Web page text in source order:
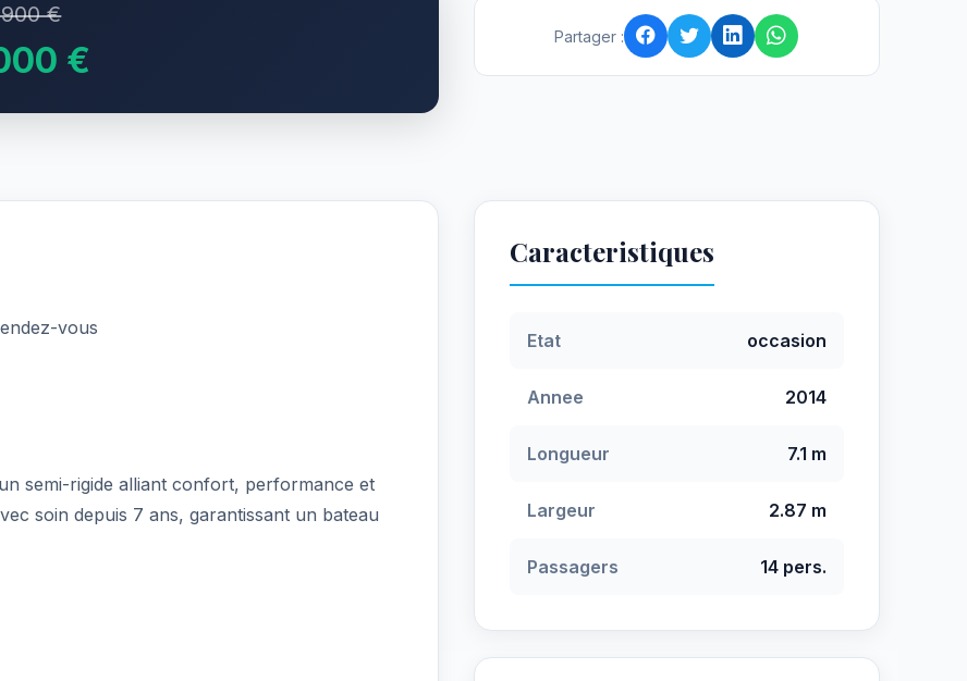
€
€
Partager :
vous
semi-rigide alliant confort, performance et
soin depuis 7 ans, garantissant un bateau
Caracteristiques
Etat occasion
Annee 2014
Longueur 7.1 m
Largeur 2.87 m
Passagers 14 pers.